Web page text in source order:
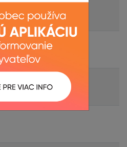
Reset